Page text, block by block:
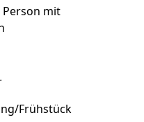
mit
Frühstück